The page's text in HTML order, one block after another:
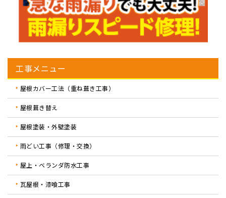
工事メニュー
屋根カバー工法（重ね葺き工事）
屋根葺き替え
屋根塗装・外壁塗装
雨どい工事（修理・交換）
屋上・ベランダ防水工事
瓦屋根・漆喰工事